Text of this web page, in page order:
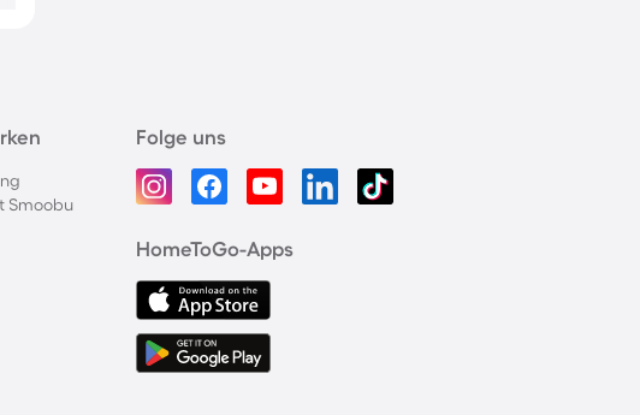
Smoobu
Folge uns
HomeToGo-Apps